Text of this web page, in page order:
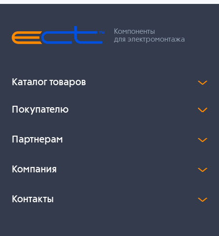
Компоненты
для электромонтажа
Каталог товаров
Покупателю
Партнерам
Компания
Контакты